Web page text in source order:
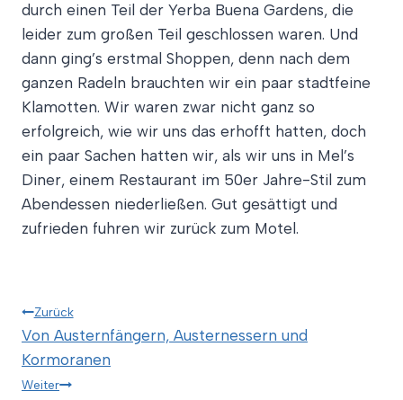
durch einen Teil der Yerba Buena Gardens, die
leider zum großen Teil geschlossen waren. Und
dann ging’s erstmal Shoppen, denn nach dem
ganzen Radeln brauchten wir ein paar stadtfeine
Klamotten. Wir waren zwar nicht ganz so
erfolgreich, wie wir uns das erhofft hatten, doch
ein paar Sachen hatten wir, als wir uns in Mel’s
Diner, einem Restaurant im 50er Jahre-Stil zum
Abendessen niederließen. Gut gesättigt und
zufrieden fuhren wir zurück zum Motel.
Beitragsnavigation
Zurück
Von Austernfängern, Austernessern und
Kormoranen
Weiter